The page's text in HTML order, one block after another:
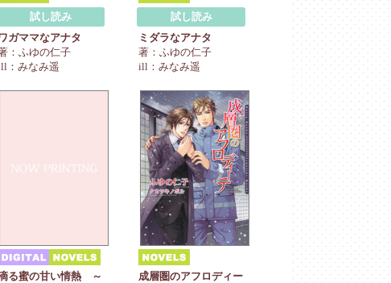
試し読み
ガママなアナタ
：ふゆの仁子
：みなみ遥
試し読み
ミダラなアナタ
著：ふゆの仁子
ill：みなみ遥
る蜜の甘い情熱 ～
成層圏のアフロディー